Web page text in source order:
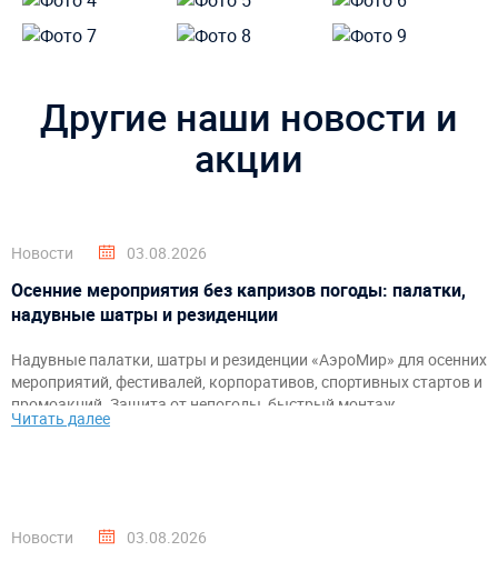
Другие наши новости и
акции
Новости 03.08.2026
Осенние мероприятия без капризов погоды: палатки,
надувные шатры и резиденции
Надувные палатки, шатры и резиденции «АэроМир» для осенних
мероприятий, фестивалей, корпоративов, спортивных стартов и
промоакций. Защита от непогоды, быстрый монтаж,
брендирование и комфортное пространство для гостей и
Читать далее
Новости 03.08.2026